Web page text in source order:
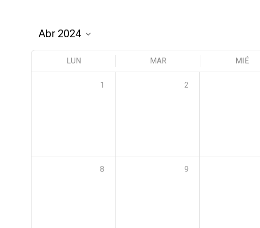
LUN MAR MIÉ
1 2
8 9